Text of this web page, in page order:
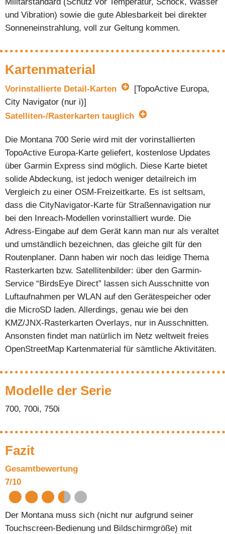
und Vibration) sowie die gute Ablesbarkeit bei direkter
Sonneneinstrahlung, voll zur Geltung kommen.
Kartenmaterial
Vorinstallierte Detail-Karten
[TopoActive Europa,
City Navigator (nur i)]
Satelliten-/Rasterkarten tauglich
Die Montana 700 Serie wird mit der vorinstallierten
TopoActive Europa-Karte geliefert, kostenlose Updates
über Garmin Express sind möglich. Diese Karte bietet
solide Abdeckung, ist jedoch weniger detailreich im
Vergleich zu einer OSM-Freizeitkarte. Es ist seltsam,
dass die CityNavigator-Karte für Straßennavigation nur
bei den Inreach-Modellen vorinstalliert wurde. Die
Adress-Eingabe auf dem Gerät kann man nur als veraltet
und umständlich bezeichnen, das gleiche gilt für den
Routenplaner. Dann haben wir noch das leidige Thema
Rasterkarten bzw. Satellitenbilder: über den Garmin-
Service “BirdsEye Direct” lassen sich Ausschnitte von
Luftaufnahmen per WLAN auf den Gerätespeicher oder
die MicroSD laden. Allerdings, genau wie bei den
KMZ/JNX-Rasterkarten Overlays, nur in Ausschnitten.
Ansonsten findet man natürlich im Netz weltweit freies
OpenStreetMap Kartenmaterial für sämtliche Aktivitäten.
Modelle der Serie
700, 700i, 750i
Fazit
Gesamtbewertung
7/10
Der Montana muss sich (nicht nur aufgrund seiner
Touchscreen-Bedienung und Bildschirmgröße) mit